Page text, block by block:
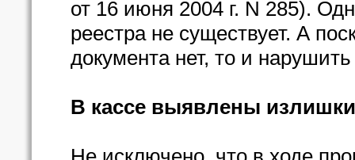
от 16 июня 2004 г. N 285).
реестра не существует. А
документа нет, то и
В кассе выявлены излишки